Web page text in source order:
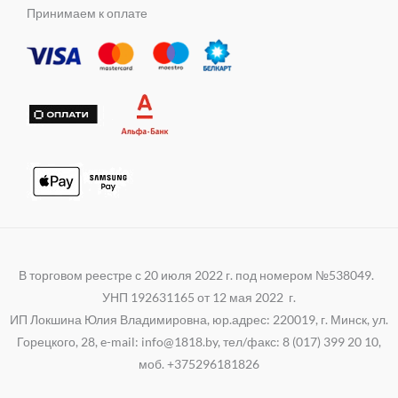
n
i
k
e
t
a
p
e
m
Принимаем к оплате
В торговом реестре с 20 июля 2022 г. под номером №538049.
УНП 192631165 от 12 мая 2022 г.
ИП Локшина Юлия Владимировна, юр.адрес: 220019, г. Минск, ул.
Горецкого, 28, e-mail: info@1818.by, тел/факс: 8 (017) 399 20 10,
моб. +375296181826